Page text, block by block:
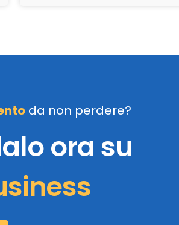
da non perdere?
ora su